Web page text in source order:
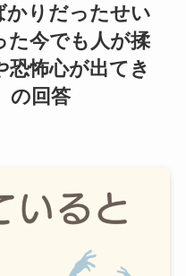
かりだったせい
た今でも人が揉
恐怖心が出てき
の回答